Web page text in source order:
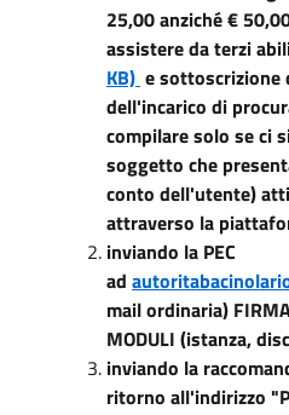
25,00 anziché €
assistere da terzi
KB) e sottoscrizione
dell'incarico di
compilare solo se ci
soggetto che
conto dell'utente)
attraverso la
inviando la PEC
ad
mail ordinaria)
MODULI (istanza,
inviando la
ritorno all'indirizzo